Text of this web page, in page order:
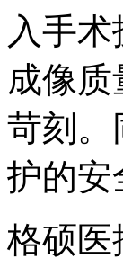
入手
成像
苛刻。
护的安
格硕医